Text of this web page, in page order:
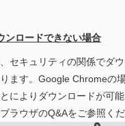
ンロードできない場合
セキュリティの関係でダ
ます。Google Chromeの
によりダウンロードが可
ラウザのQ&Aをご参照くだ